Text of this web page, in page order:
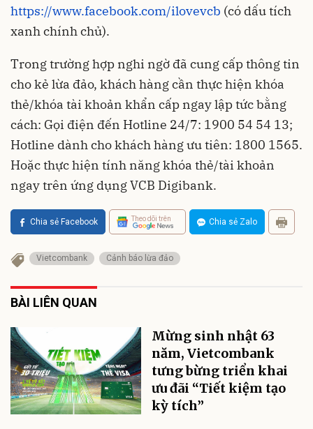
https://www.facebook.com/ilovevcb (có dấu tích
xanh chính chủ).
Trong trường hợp nghi ngờ đã cung cấp thông tin
cho kẻ lừa đảo, khách hàng cần thực hiện khóa
thẻ/khóa tài khoản khẩn cấp ngay lập tức bằng
cách: Gọi điện đến Hotline 24/7: 1900 54 54 13;
Hotline dành cho khách hàng ưu tiên: 1800 1565.
Hoặc thực hiện tính năng khóa thẻ/tài khoản
ngay trên ứng dụng VCB Digibank.
Chia sẻ Facebook Theo dõi trên Chia sẻ Zalo
Vietcombank Cảnh báo lừa đảo
BÀI LIÊN QUAN
Mừng sinh nhật 63
năm, Vietcombank
tưng bừng triển khai
ưu đãi “Tiết kiệm tạo
kỳ tích”